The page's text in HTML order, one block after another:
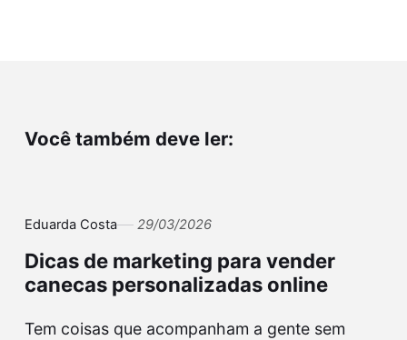
Você também deve ler:
Eduarda Costa 29/03/2026
Dicas de marketing para vender
canecas personalizadas online
Tem coisas que acompanham a gente sem